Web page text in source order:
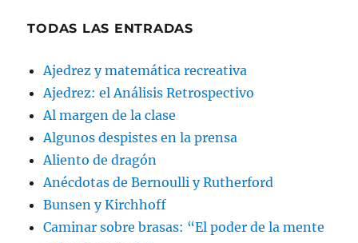
TODAS LAS ENTRADAS
Ajedrez y matemática recreativa
Ajedrez: el Análisis Retrospectivo
Al margen de la clase
Algunos despistes en la prensa
Aliento de dragón
Anécdotas de Bernoulli y Rutherford
Bunsen y Kirchhoff
Caminar sobre brasas: “El poder de la mente